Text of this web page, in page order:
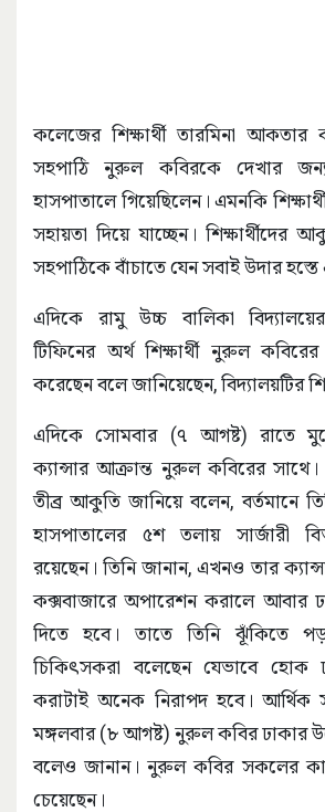
কলেজের শিক্ষার্থী তারমিনা আকতার
সহপাঠি নুরুল কবিরকে দেখার জন্য
হাসপাতালে গিয়েছিলেন। এমনকি
সহায়তা দিয়ে যাচ্ছেন।
সহপাঠিকে বাঁচাতে যেন সবাই উদার
এদিকে রামু উচ্চ বালিকা
টিফিনের অর্থ শিক্ষার্থী নুরুল কবিরের
করেছেন বলে জানিয়েছেন, বিদ্যালয়টির
এদিকে সোমবার (৭ আগষ্ট) রাতে
ক্যান্সার আক্রান্ত নুরুল কবিরের
তীব্র আকুতি জানিয়ে বলেন, বর্তমানে
হাসপাতালের ৫শ তলায় সার্জারী
রয়েছেন। তিনি জানান, এখনও তার
কক্সবাজারে অপারেশন করালে আবার
দিতে হবে। তাতে তিনি ঝূঁকিতে
চিকিৎসকরা বলেছেন যেভাবে হোক
করাটাই অনেক নিরাপদ হবে।
মঙ্গলবার (৮ আগষ্ট) নুরুল কবির ঢাকার
বলেও জানান। নুরুল কবির সকলের
চেয়েছেন।